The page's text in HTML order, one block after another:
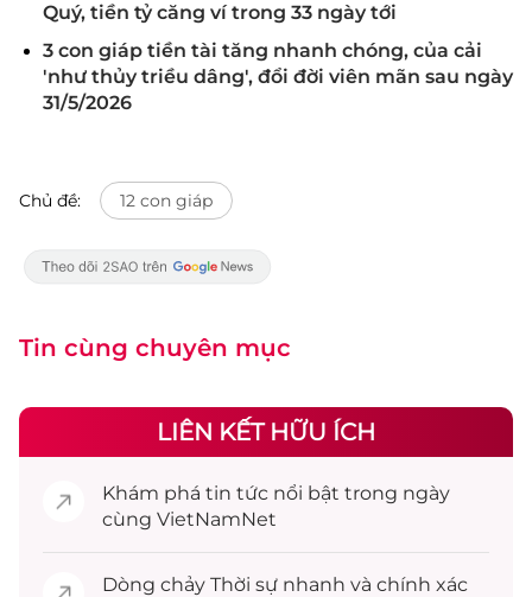
Quý, tiền tỷ căng ví trong 33 ngày tới
3 con giáp tiền tài tăng nhanh chóng, của cải
'như thủy triều dâng', đổi đời viên mãn sau ngày
31/5/2026
Chủ đề: 12 con giáp
Tin cùng chuyên mục
LIÊN KẾT HỮU ÍCH
Khám phá tin tức nổi bật trong ngày
cùng VietNamNet
Dòng chảy Thời sự nhanh và chính xác